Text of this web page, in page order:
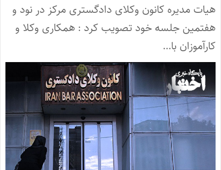
هیات مدیره کانون وکلای دادگستری مرکز در نود و
هفتمین جلسه خود تصویب کرد : همکاری وکلا و
کارآموزان با…